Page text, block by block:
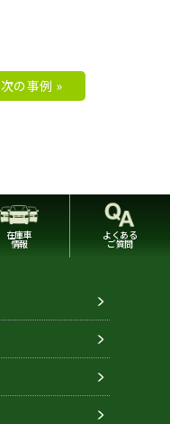
次の事例 »
在庫車
情報
よくある
ご質問